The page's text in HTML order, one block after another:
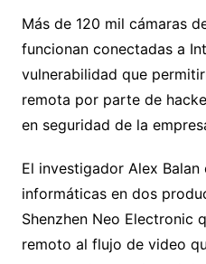
Más de 120 mil cámaras
funcionan conectadas a
vulnerabilidad que
remota por parte de
en seguridad de la
El investigador Alex
informáticas en dos
Shenzhen Neo Electronic
remoto al flujo de video